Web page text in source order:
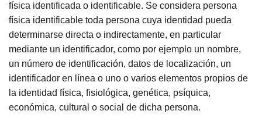
física identificada o identificable. Se considera persona
física identificable toda persona cuya identidad pueda
determinarse directa o indirectamente, en particular
mediante un identificador, como por ejemplo un nombre,
un número de identificación, datos de localización, un
identificador en línea o uno o varios elementos propios de
la identidad física, fisiológica, genética, psíquica,
económica, cultural o social de dicha persona.